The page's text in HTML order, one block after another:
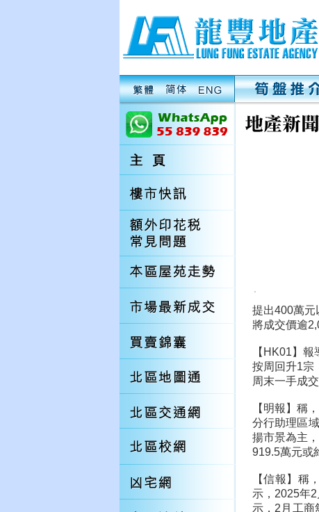
提出400萬元
將成交價逾
【HK01】
按周回升1宗
周末一手成
【明報】稱
分行助理區
揚市景為主
919.5萬元或
【信報】稱
示，2025年
示，2月工商